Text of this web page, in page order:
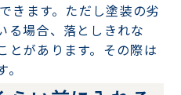
きます。ただし塗装の劣
る場合、落としきれな
とがあります。その際は